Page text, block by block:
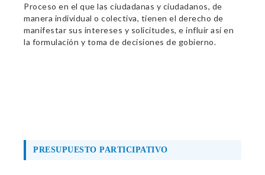
Proceso en el que las ciudadanas y ciudadanos, de
manera individual o colectiva, tienen el derecho de
manifestar sus intereses y solicitudes, e influir así en
la formulación y toma de decisiones de gobierno.
PRESUPUESTO PARTICIPATIVO